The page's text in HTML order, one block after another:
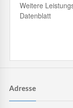
Weitere
Datenblatt
Adresse